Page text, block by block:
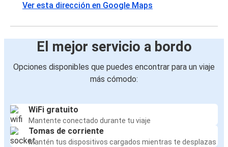
Ver esta dirección en Google Maps
El mejor servicio a bordo
Opciones disponibles que puedes encontrar para un viaje
más cómodo:
WiFi gratuito
Mantente conectado durante tu viaje
Tomas de corriente
Mantén tus dispositivos cargados mientras te desplazas